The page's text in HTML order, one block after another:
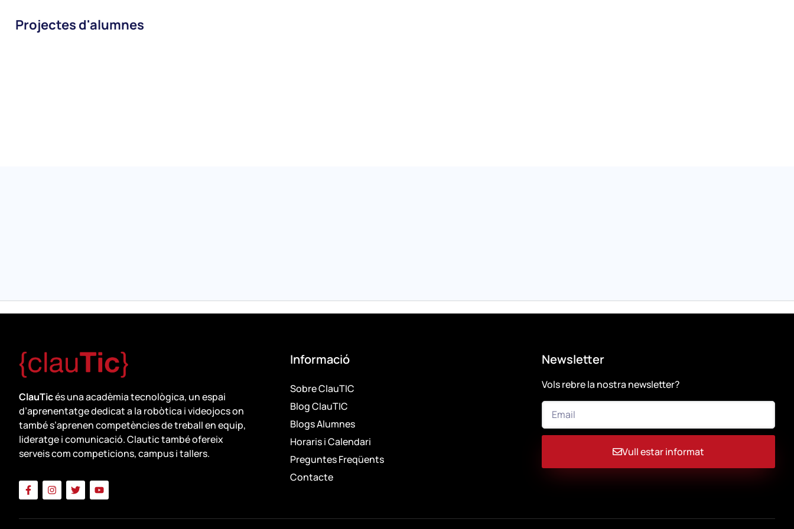
Projectes d'alumnes
ClauTicés una acadèmia tecnològica, un espai
d’aprenentatge dedicat a la robòtica i videojocs on
també s’aprenen competències de treball en equip,
lideratge i comunicació. Clautic també ofereix
serveis com competicions, campus i tallers.
Informació
Sobre ClauTIC
Blog ClauTIC
Blogs Alumnes
Horaris i Calendari
Preguntes Freqüents
Contacte
Newsletter
Vols rebre la nostra newsletter?
Vull estar informat